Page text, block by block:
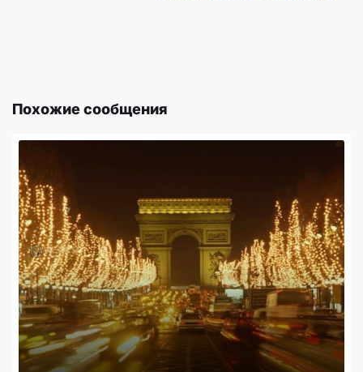
Похожие сообщения